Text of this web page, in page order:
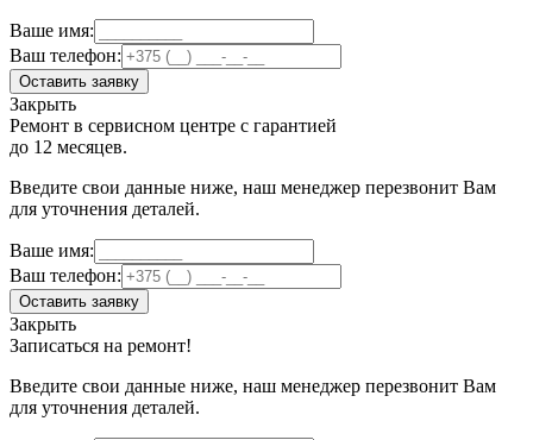
Ваше имя:
Ваш телефон:
Оставить заявку
Закрыть
Ремонт в сервисном центре с гарантией
до 12 месяцев.
Введите свои данные ниже, наш менеджер перезвонит Вам
для уточнения деталей.
Ваше имя:
Ваш телефон:
Оставить заявку
Закрыть
Записаться на ремонт!
Введите свои данные ниже, наш менеджер перезвонит Вам
для уточнения деталей.